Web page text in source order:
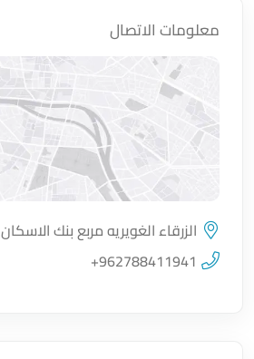
معلومات الاتصال
اضغط لتحميل الموقع
الزرقاء الغويريه مربع بنك الاسكان
+962788411941